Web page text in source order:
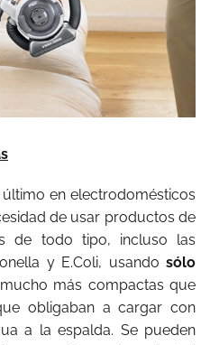
en electrodomésticos
de usar productos de
de todo tipo, incluso las
y E.Coli, usando sólo
más compactas que
obligaban a cargar con
a la espalda. Se pueden